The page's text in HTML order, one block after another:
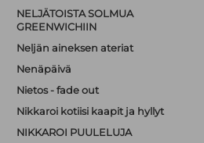
NELJÄTOISTA SOLMUA
GREENWICHIIN
Neljän aineksen ateriat
Nenäpäivä
Nietos - fade out
Nikkaroi kotiisi kaapit ja hyllyt
NIKKAROI PUULELUJA